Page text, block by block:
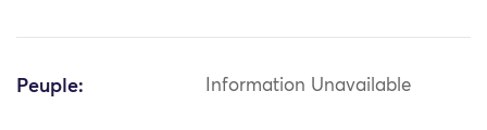
Peuple: Information Unavailable